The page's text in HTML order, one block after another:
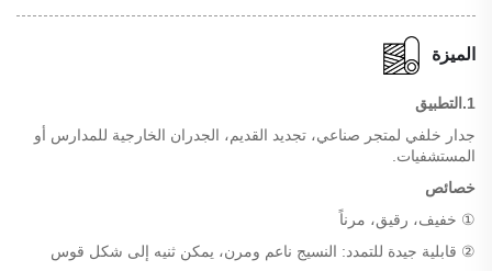
الميزة
1.التطبيق
جدار خلفي لمتجر صناعي، تجديد القديم، الجدران الخارجية للمدارس أو
المستشفيات.
خصائص
① خفيف، رقيق، مرناً
② قابلية جيدة للتمدد: النسيج ناعم ومرن، يمكن ثنيه إلى شكل قوس